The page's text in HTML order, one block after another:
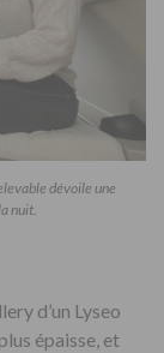
dévoile une
nuit.
d’un Lyseo
épaisse, et